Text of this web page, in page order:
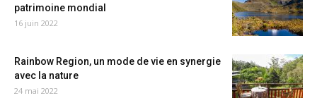
patrimoine mondial
16 juin 2022
Rainbow Region, un mode de vie en synergie
avec la nature
24 mai 2022